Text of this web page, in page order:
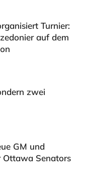
Turnier:
auf dem
zwei
GM und
Ottawa Senators